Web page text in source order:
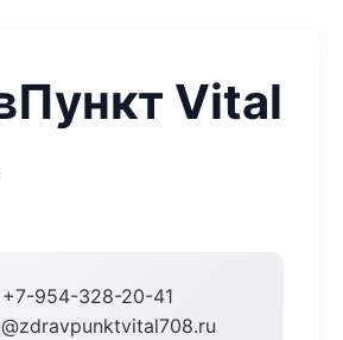
Vital
+7-954-328-20-41